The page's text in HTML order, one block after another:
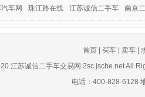
车网 珠江路在线 江苏诚信二手车 南京
首页| 买车| 卖车|
江苏诚信二手车交易网 2sc.jsche.net All
电话：400-828-6128